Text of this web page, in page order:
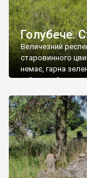
Голубече.
Величезний
старовинного
немає, гарна
найкращий
бруньками, кози
делікатес. На
різноманітних